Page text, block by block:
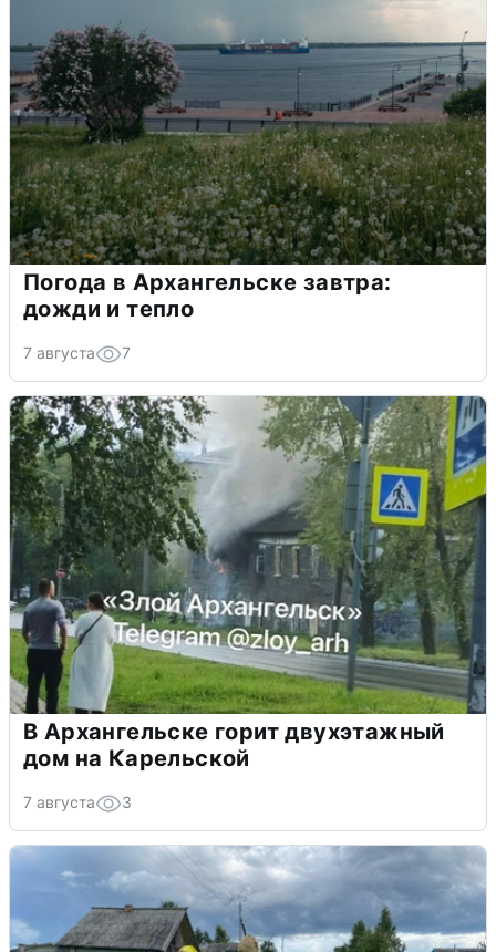
Погода в Архангельске завтра:
дожди и тепло
7 августа 7
В Архангельске горит двухэтажный
дом на Карельской
7 августа 3